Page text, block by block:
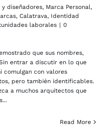
y diseñadores, Marca Personal,
, Calatrava, Identidad
laborales | 0
que sus nombres,
entrar a discutir en lo que
comulgan con valores
pero también identificables.
a muchos arquitectos que
Read More